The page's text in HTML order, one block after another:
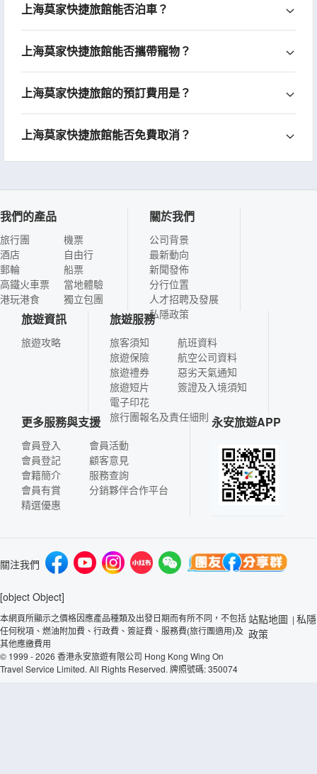
上海莫家快捷旅館能否泊車？
上海莫家快捷旅館能否攜帶寵物？
上海莫家快捷旅館的預訂費用是？
上海莫家快捷旅館能否免費取消？
我們的產品
旅行團
酒店
郵輪
高鐵火車票
港玩港食
機票
自由行
船票
當地體驗
獨立包團
關於我們
公司背景
最新動向
新聞發佈
分行位置
人才招聘及發展
私隱政策
旅遊資訊
旅遊攻略
旅遊服務
旅客須知
旅遊保險
旅遊禮券
旅遊短片
電子印花
航班資料
航空公司資料
惡劣天氣通知
簽證及入境須知
旅行團報名及責任細則
更多服務與支援
會員登入
會員登記
會籍簡介
會員有賞
精選優惠
會員活動
顧客意見
服務查詢
分銷夥伴合作平台
永安旅遊APP
關注我們
[object Object]
本網頁所顯示之價格因應產品種類及出發日期而有所不同，不包括
任何稅項、燃油附加費、行政費、簽証費、服務費(旅行團適用)及
其他應繳費用
© 1999 - 2026 香港永安旅遊有限公司 Hong Kong Wing On
Travel Service Limited. All Rights Reserved. 牌照號碼: 350074
站點地圖 | 私隱
政策